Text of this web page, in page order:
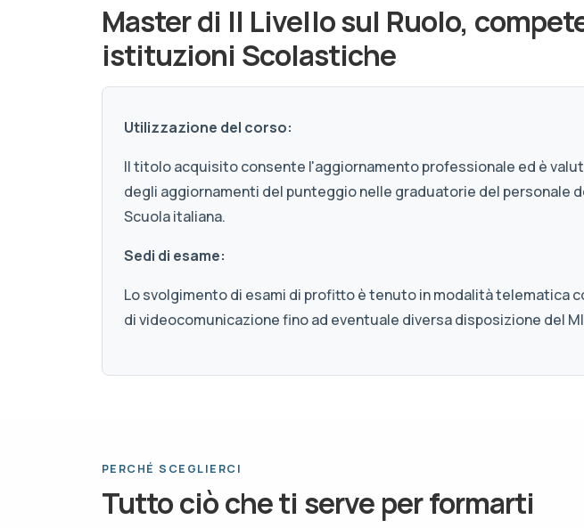
Master di II Livello sul Ruolo,
istituzioni Scolastiche
Utilizzazione del corso:
Il titolo acquisito consente l'aggiornamento professionale ed è
degli aggiornamenti del punteggio nelle graduatorie del personale
Scuola italiana.
Sedi di esame:
Lo svolgimento di esami di profitto è tenuto in modalità telematica
di videocomunicazione fino ad eventuale diversa disposizione del
PERCHÉ SCEGLIERCI
Tutto ciò che ti serve per formarti